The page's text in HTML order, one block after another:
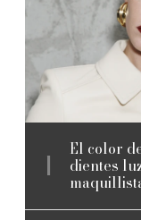
El color
dientes